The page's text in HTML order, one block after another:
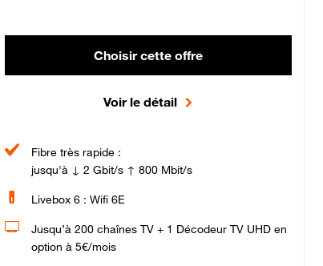
Choisir cette offre
Voir le détail
Fibre très rapide :
jusqu'à ↓ 2 Gbit/s ↑ 800 Mbit/s
Livebox 6 : Wifi 6E
Jusqu’à 200 chaînes TV + 1 Décodeur TV UHD en
option à 5€/mois